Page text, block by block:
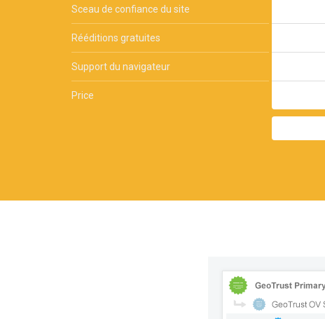
Sceau de confiance du site
Rééditions gratuites
Support du navigateur
Price